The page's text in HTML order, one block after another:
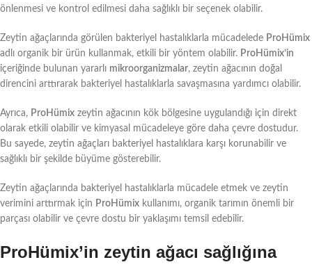
önlenmesi ve kontrol edilmesi daha sağlıklı bir seçenek olabilir.
Zeytin ağaçlarında görülen bakteriyel hastalıklarla mücadelede ProHümix
adlı organik bir ürün kullanmak, etkili bir yöntem olabilir. ProHümix’in
içeriğinde bulunan yararlı mikroorganizmalar, zeytin ağacının doğal
direncini arttırarak bakteriyel hastalıklarla savaşmasına yardımcı olabilir.
Ayrıca, ProHümix zeytin ağacının kök bölgesine uygulandığı için direkt
olarak etkili olabilir ve kimyasal mücadeleye göre daha çevre dostudur.
Bu sayede, zeytin ağaçları bakteriyel hastalıklara karşı korunabilir ve
sağlıklı bir şekilde büyüme gösterebilir.
Zeytin ağaçlarında bakteriyel hastalıklarla mücadele etmek ve zeytin
verimini arttırmak için ProHümix kullanımı, organik tarımın önemli bir
parçası olabilir ve çevre dostu bir yaklaşımı temsil edebilir.
ProHümix’in zeytin ağacı sağlığına